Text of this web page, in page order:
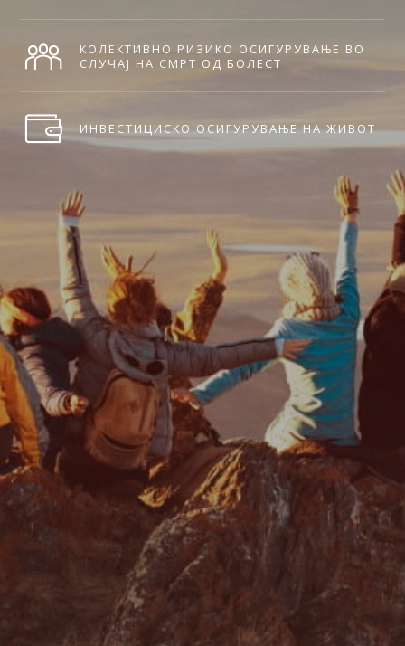
КОЛЕКТИВНО РИЗИКО ОСИГУРУВАЊЕ ВО
СЛУЧАЈ НА СМРТ ОД БОЛЕСТ
ИНВЕСТИЦИСКО ОСИГУРУВАЊЕ НА ЖИВОТ